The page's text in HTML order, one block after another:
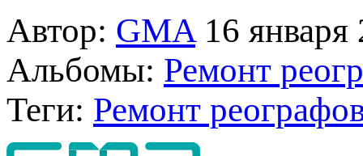
Автор: GMA16 января
Альбомы: Ремонт
Теги: Ремонт